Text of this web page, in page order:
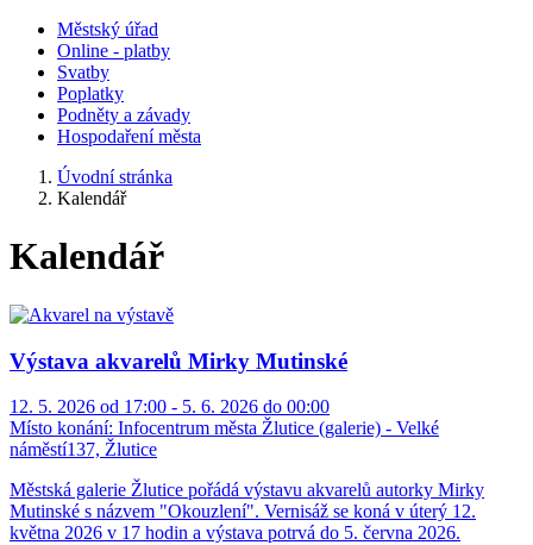
Městský úřad
Online - platby
Svatby
Poplatky
Podněty a závady
Hospodaření města
Úvodní stránka
Kalendář
Kalendář
Výstava akvarelů Mirky Mutinské
12. 5. 2026 od 17:00 - 5. 6. 2026 do 00:00
Místo konání: Infocentrum města Žlutice (galerie) - Velké
náměstí137, Žlutice
Městská galerie Žlutice pořádá výstavu akvarelů autorky Mirky
Mutinské s názvem "Okouzlení". Vernisáž se koná v úterý 12.
května 2026 v 17 hodin a výstava potrvá do 5. června 2026.